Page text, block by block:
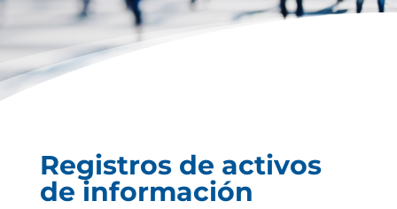
Registros de activos
de información